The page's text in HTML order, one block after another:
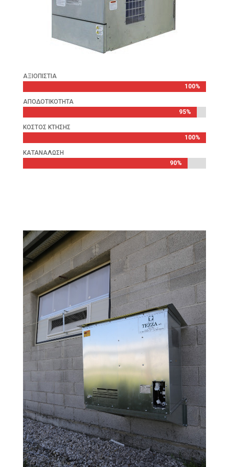
ΑΞΙΟΠΙΣΤΙΑ
100%
100%
ΑΠΟΔΟΤΙΚΟΤΗΤΑ
95%
95%
ΚΟΣΤΟΣ ΚΤΗΣΗΣ
100%
100%
ΚΑΤΑΝΑΛΩΣΗ
90%
90%